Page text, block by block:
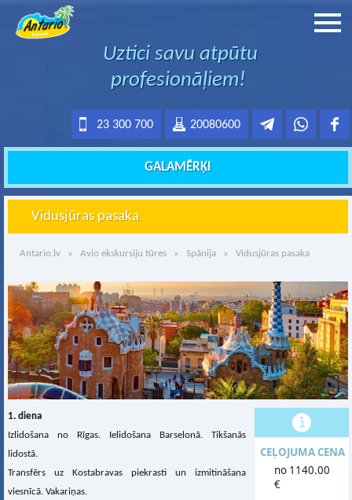
Uztici savu atpūtu
profesionāļiem!
20080600
23 300 700
GALAMĒRĶI
Vidusjūras pasaka
Antario.lv » Avio ekskursiju tūres » Spānija » Vidusjūras pasaka
CEĻOJUMA CENA
no 1140.00
€
1. diena
Izlidošana no Rīgas. Ielidošana Barselonā. Tikšanās
lidostā.
Transfērs uz Kostabravas piekrasti un izmitināšana
viesnīcā. Vakariņas.